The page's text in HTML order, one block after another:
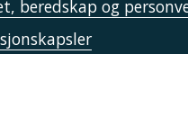
beredskap og